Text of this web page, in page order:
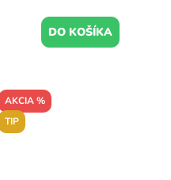
DO KOŠÍKA
AKCIA %
TIP